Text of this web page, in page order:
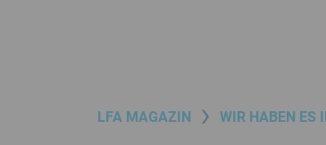
LFA MAGAZIN WIR HABEN ES